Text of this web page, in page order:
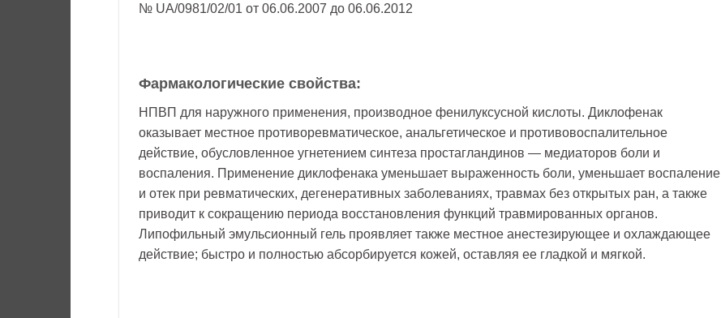
№ UA/0981/02/01 от 06.06.2007 до 06.06.2012
Фармакологические свойства:
НПВП для наружного применения, производное фенилуксусной кислоты. Диклофенак
оказывает местное противоревматическое, анальгетическое и противовоспалительное
действие, обусловленное угнетением синтеза простагландинов — медиаторов боли и
воспаления. Применение диклофенака уменьшает выраженность боли, уменьшает воспаление
и отек при ревматических, дегенеративных заболеваниях, травмах без открытых ран, а также
приводит к сокращению периода восстановления функций травмированных органов.
Липофильный эмульсионный гель проявляет также местное анестезирующее и охлаждающее
действие; быстро и полностью абсорбируется кожей, оставляя ее гладкой и мягкой.